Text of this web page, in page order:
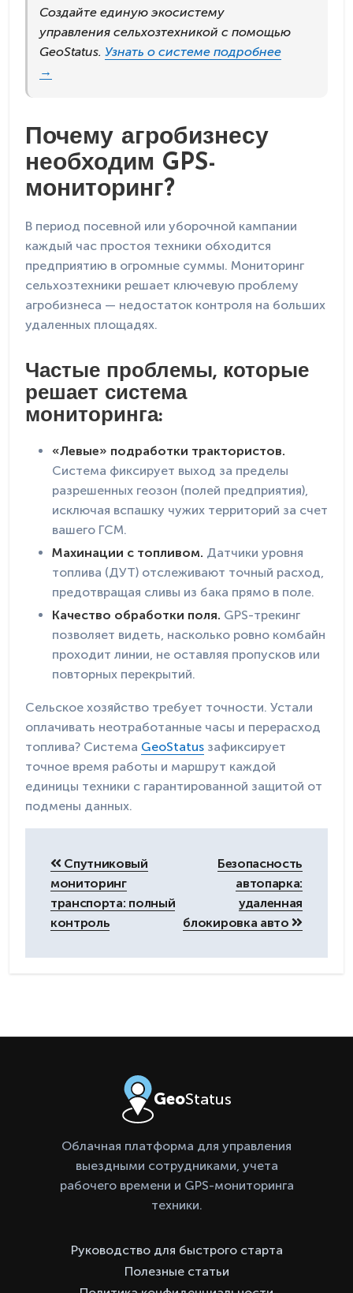
Создайте единую экосистему
управления сельхозтехникой с помощью
GeoStatus. Узнать о системе подробнее
→
Почему агробизнесу
необходим GPS-
мониторинг?
В период посевной или уборочной кампании
каждый час простоя техники обходится
предприятию в огромные суммы. Мониторинг
сельхозтехники решает ключевую проблему
агробизнеса — недостаток контроля на больших
удаленных площадях.
Частые проблемы, которые
решает система
мониторинга:
«Левые» подработки трактористов.
Система фиксирует выход за пределы
разрешенных геозон (полей предприятия),
исключая вспашку чужих территорий за счет
вашего ГСМ.
Махинации с топливом. Датчики уровня
топлива (ДУТ) отслеживают точный расход,
предотвращая сливы из бака прямо в поле.
Качество обработки поля. GPS-трекинг
позволяет видеть, насколько ровно комбайн
проходит линии, не оставляя пропусков или
повторных перекрытий.
Сельское хозяйство требует точности. Устали
оплачивать неотработанные часы и перерасход
топлива? Система GeoStatus зафиксирует
точное время работы и маршрут каждой
единицы техники с гарантированной защитой от
подмены данных.
записям
Спутниковый
мониторинг
транспорта: полный
контроль
Безопасность
автопарка:
удаленная
блокировка авто
GeoStatus
Облачная платформа для управления
выездными сотрудниками, учета
рабочего времени и GPS-мониторинга
техники.
Руководство для быстрого старта
Полезные статьи